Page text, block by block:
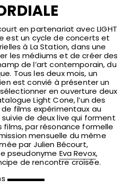
en partenariat avecLIGHT
est un cycle de concerts et
à La Station, dans une
les médiums et de créer des
de l’art contemporain, du
Tous les deux mois, un
est convié à présenter un
en ouverture deux
Light Cone, l’un des
films expérimentaux au
de deux live qui forment
par résonance formelle
mensuelle du même
par Julien Bécourt,
pseudonyme Eva Revox,
de rencontre croisée.
▬▬▬▬▬